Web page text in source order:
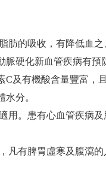
肪的吸收，有降低血之
脈硬化新血管疾病有預
C及有機酸含量豐富，
水分。
用。患有心血管疾病
凡有脾胃虛寒及腹瀉的